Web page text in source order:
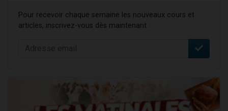
Pour recevoir chaque semaine les nouveaux cours et
articles, inscrivez-vous dès maintenant :